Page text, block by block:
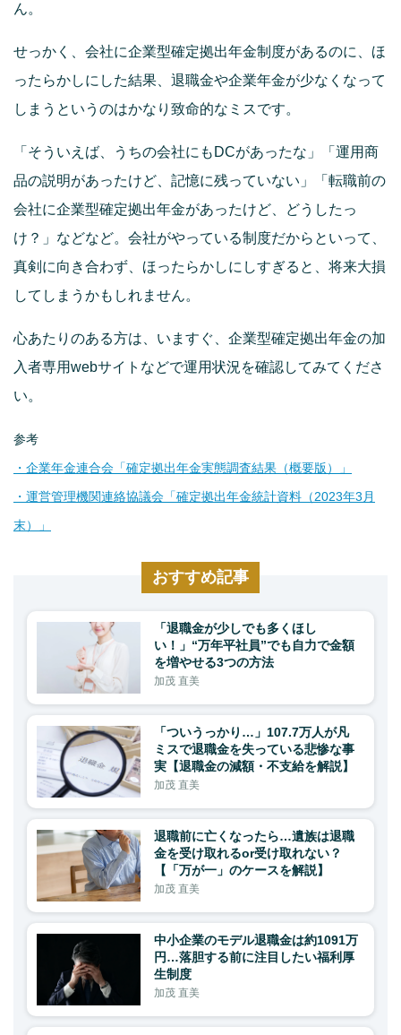
ん。
せっかく、会社に企業型確定拠出年金制度があるのに、ほ
ったらかしにした結果、退職金や企業年金が少なくなって
しまうというのはかなり致命的なミスです。
「そういえば、うちの会社にもDCがあったな」「運用商
品の説明があったけど、記憶に残っていない」「転職前の
会社に企業型確定拠出年金があったけど、どうしたっ
け？」などなど。会社がやっている制度だからといって、
真剣に向き合わず、ほったらかしにしすぎると、将来大損
してしまうかもしれません。
心あたりのある方は、いますぐ、企業型確定拠出年金の加
入者専用webサイトなどで運用状況を確認してみてくださ
い。
参考
・企業年金連合会「確定拠出年金実態調査結果（概要版）」
・運営管理機関連絡協議会「確定拠出年金統計資料（2023年3月
末）」
おすすめ記事
「退職金が少しでも多くほし
い！」“万年平社員”でも自力で金額
を増やせる3つの方法
加茂 直美
「ついうっかり…」107.7万人が凡
ミスで退職金を失っている悲惨な事
実【退職金の減額・不支給を解説】
加茂 直美
退職前に亡くなったら…遺族は退職
金を受け取れるor受け取れない？
【「万が一」のケースを解説】
加茂 直美
中小企業のモデル退職金は約1091万
円…落胆する前に注目したい福利厚
生制度
加茂 直美